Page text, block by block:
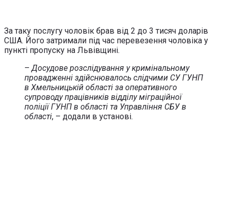
За таку послугу чоловік брав від 2 до 3 тисяч доларів
США. Його затримали під час перевезення чоловіка у
пункті пропуску на Львівщині.
– Досудове розслідування у кримінальному
провадженні здійснювалось слідчими СУ ГУНП
в Хмельницькій області за оперативного
супроводу працівників відділу міграційної
поліції ГУНП в області та Управління СБУ в
області, – додали в установі.